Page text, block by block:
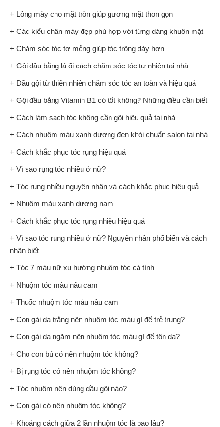
+ Lông mày cho mặt tròn giúp gương mặt thon gọn
+ Các kiểu chân mày đẹp phù hợp với từng dáng khuôn mặt
+ Chăm sóc tóc tơ mỏng giúp tóc trông dày hơn
+ Gội đầu bằng lá ổi cách chăm sóc tóc tự nhiên tại nhà
+ Dầu gội từ thiên nhiên chăm sóc tóc an toàn và hiệu quả
+ Gội đầu bằng Vitamin B1 có tốt không? Những điều cần biết
+ Cách làm sạch tóc không cần gội hiệu quả tại nhà
+ Cách nhuộm màu xanh dương đen khói chuẩn salon tại nhà
+ Cách khắc phục tóc rụng hiệu quả
+ Vì sao rụng tóc nhiều ở nữ?
+ Tóc rụng nhiều nguyên nhân và cách khắc phục hiệu quả
+ Nhuộm màu xanh dương nam
+ Cách khắc phục tóc rụng nhiều hiệu quả
+ Vì sao tóc rụng nhiều ở nữ? Nguyên nhân phổ biến và cách
nhận biết
+ Tóc 7 màu nữ xu hướng nhuộm tóc cá tính
+ Nhuộm tóc màu nâu cam
+ Thuốc nhuộm tóc màu nâu cam
+ Con gái da trắng nên nhuộm tóc màu gì để trẻ trung?
+ Con gái da ngăm nên nhuộm tóc màu gì để tôn da?
+ Cho con bú có nên nhuộm tóc không?
+ Bị rụng tóc có nên nhuộm tóc không?
+ Tóc nhuộm nên dùng dầu gội nào?
+ Con gái có nên nhuộm tóc không?
+ Khoảng cách giữa 2 lần nhuộm tóc là bao lâu?